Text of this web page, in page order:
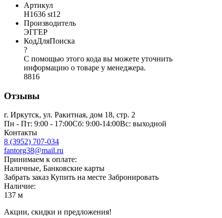
Артикул
H1636 st12
Производитель
ЭГГЕР
КодДляПоиска
?
С помощью этого кода вы можете уточнить
информацию о товаре у менеджера.
8816
Отзывы
г. Иркутск, ул. Ракитная, дом 18, стр. 2
Пн - Пт: 9:00 - 17:00Сб: 9:00-14:00Вс: выходной
Контакты
8 (3952) 707-034
fantorg38@mail.ru
Принимаем к оплате:
Наличные, Банковские карты
Забрать заказ Купить на месте Забронировать
Наличие:
137 м
Акции, скидки и предложения!